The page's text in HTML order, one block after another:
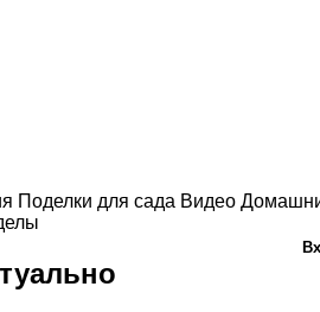
Поделки для сада Видео